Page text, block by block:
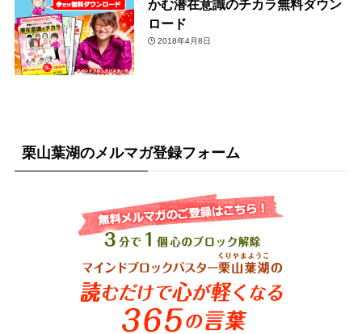
かむ潜在意識のチカラ無料ダウン
ロード
2018年4月8日
栗山葉湖のメルマガ登録フォーム